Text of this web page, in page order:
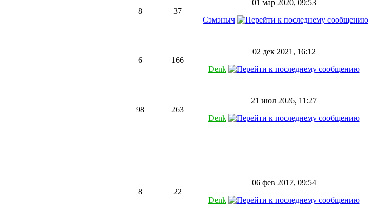
8 37
01 мар 2020, 09:53
Сэмэныч
6 166
02 дек 2021, 16:12
Denk
98 263
21 июл 2026, 11:27
Denk
8 22
06 фев 2017, 09:54
Denk